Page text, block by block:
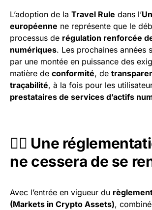
L’adoption de la Travel Rule dans l’
européenne ne représente que le
processus de régulation renforcée
numériques. Les prochaines années
par une montée en puissance des
matière de conformité, de
traçabilité, à la fois pour les
prestataires de services d’actifs
🕵️‍♂️ Une
ne cessera de se
Avec l’entrée en vigueur du
(Markets in Crypto Assets),